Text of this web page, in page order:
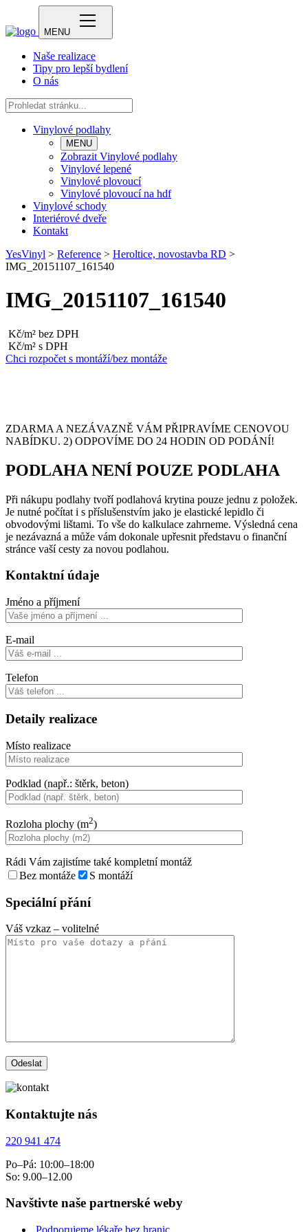
MENU
Naše realizace
Tipy pro lepší bydlení
O nás
Vinylové podlahy
MENU
Zobrazit Vinylové podlahy
Vinylové lepené
Vinylové plovoucí
Vinylové plovoucí na hdf
Vinylové schody
Interiérové dveře
Kontakt
YesVinyl > Reference > Heroltice, novostavba RD >
IMG_20151107_161540
IMG_20151107_161540
Kč/m² bez DPH
Kč/m² s DPH
Chci rozpočet s montáží/bez montáže
ZDARMA A NEZÁVAZNĚ VÁM PŘIPRAVÍME CENOVOU
NABÍDKU. 2) ODPOVÍME DO 24 HODIN OD PODÁNÍ!
PODLAHA NENÍ POUZE PODLAHA
Při nákupu podlahy tvoří podlahová krytina pouze jednu z položek.
Je nutné počítat i s příslušenstvím jako je elastické lepidlo či
obvodovými lištami. To vše do kalkulace zahrneme. Výsledná cena
je nezávazná a může vám dokonale upřesnit představu o finanční
stránce vaší cesty za novou podlahou.
Kontaktní údaje
Jméno a příjmení
E-mail
Telefon
Detaily realizace
Místo realizace
Podklad (např.: štěrk, beton)
Rozloha plochy (m2)
Rádi Vám zajistíme také kompletní montáž
Bez montáže
S montáží
Speciální přání
Váš vzkaz – volitelné
Kontaktujte nás
220 941 474
Po–Pá: 10:00–18:00
So: 9.00–12.00
Navštivte naše partnerské weby